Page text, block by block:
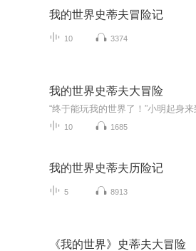
我的世界史蒂夫冒险记
10 3374
我的世界史蒂夫大冒险
10 1685
我的世界史蒂夫历险记
5 8913
《我的世界》史蒂夫大冒险